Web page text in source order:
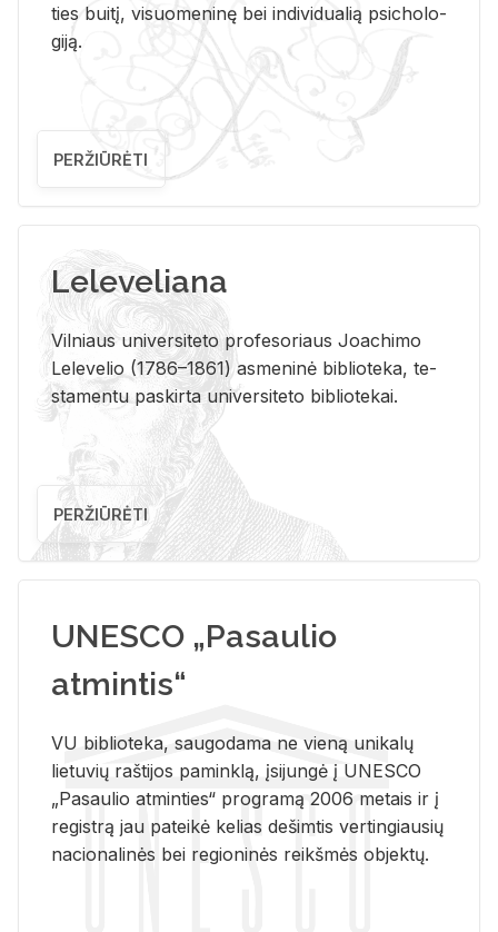
ties bui­tį, vi­suo­me­ni­nę bei in­di­vi­dua­lią psi­cho­lo­
gi­ją.
PERŽIŪRĖTI
Leleveliana
Vil­niaus uni­ver­si­te­to pro­fe­so­riaus Jo­a­chi­mo
Le­le­ve­lio (1786–1861) as­me­ni­nė bi­b­lio­te­ka, te­
sta­men­tu pa­skir­ta uni­ver­si­te­to bi­b­lio­te­kai.
PERŽIŪRĖTI
UNESCO „Pasaulio
atmintis“
VU biblioteka, saugodama ne vieną unikalų
lietuvių raštijos paminklą, įsijungė į UNESCO
„Pasaulio atminties“ programą 2006 metais ir į
registrą jau pateikė kelias dešimtis vertingiausių
nacionalinės bei regioninės reikšmės objektų.